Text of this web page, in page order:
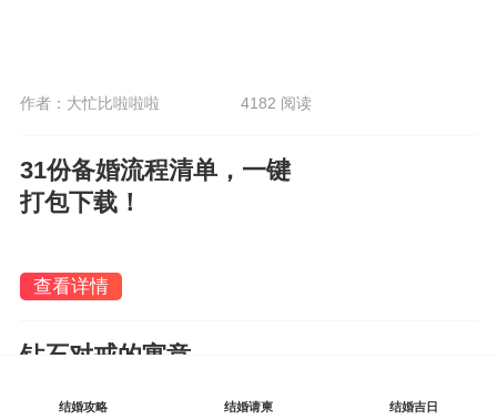
作者：大忙比啦啦啦 4182 阅读
31份备婚流程清单，一键
打包下载！
查看详情
钻石对戒的寓意
结婚攻略 结婚请柬 结婚吉日